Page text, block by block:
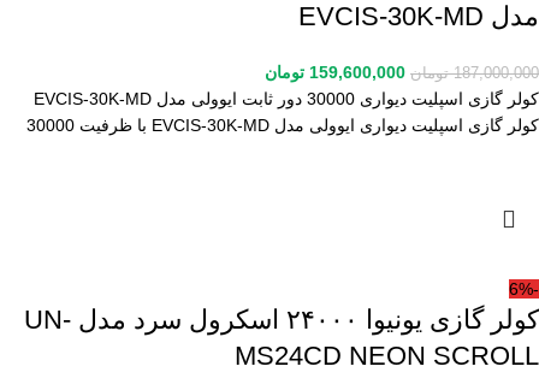
مدل EVCIS-30K-MD
187,000,000 تومان 159,600,000 تومان
کولر گازی اسپلیت دیواری 30000 دور ثابت ایوولی مدل EVCIS-30K-MD
کولر گازی اسپلیت دیواری ایوولی مدل EVCIS-30K-MD با ظرفیت 30000
-6%
کولر گازی یونیوا ۲۴۰۰۰ اسکرول سرد مدل UN-
MS24CD NEON SCROLL